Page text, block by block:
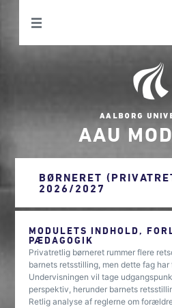
AAU
BØRNERET
2026/2027
MODULETS INDHOLD,
PÆDAGOGIK
Privatretlig børneret rummer flere
barnets retsstilling, men dette fag
Undervisningen vil tage
perspektiv, herunder barnets
Retlig analyse af reglerne om